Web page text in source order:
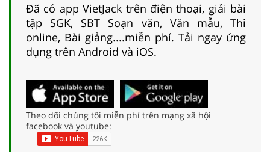
Đã có app VietJack trên điện thoại, giải bài
tập SGK, SBT Soạn văn, Văn mẫu, Thi
online, Bài giảng....miễn phí. Tải ngay ứng
dụng trên Android và iOS.
Theo dõi chúng tôi miễn phí trên mạng xã hội
facebook và youtube: